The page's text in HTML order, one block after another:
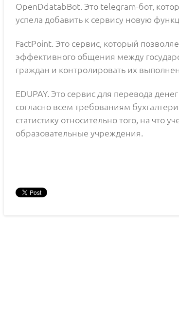
OpenDdatabBot. Это telegram-бот,
успела добавить к сервису новую
FactPoint. Это сервис, который
эффективного общения между
граждан и контролировать их
EDUPAY. Это сервис для перевода
согласно всем требованиям
статистику относительно того, на что
образовательные учреждения.